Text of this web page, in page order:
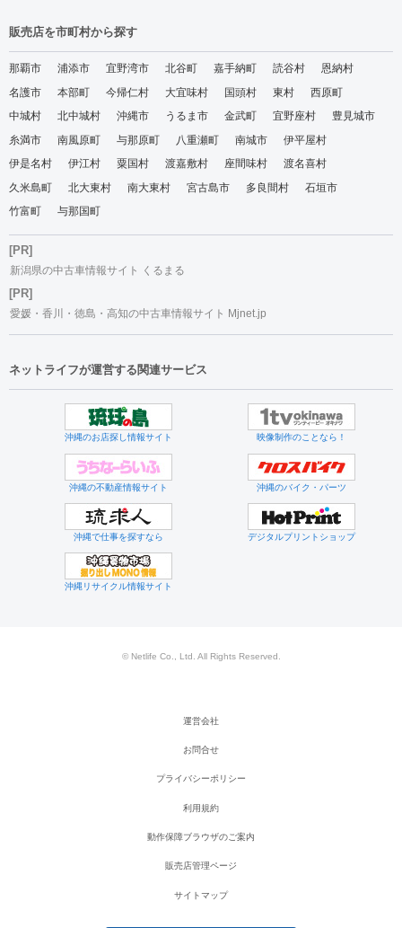
販売店を市町村から探す
那覇市 浦添市 宜野湾市 北谷町 嘉手納町 読谷村
恩納村
名護市
本部町 今帰仁村 大宜味村 国頭村 東村
西原町
中城村
北中城村 沖縄市 うるま市 金武町 宜野座村
豊見城市
糸満市
南風原町 与那原町 八重瀬町 南城市
伊平屋村
伊是名村
伊江村 粟国村 渡嘉敷村 座間味村
渡名喜村
久米島町
北大東村 南大東村 宮古島市 多良間村
石垣市
竹富町
与那国町
[PR]
新潟県の中古車情報サイト くるまる
[PR]
愛媛・香川・徳島・高知の中古車情報サイト Mjnet.jp
ネットライフが運営する関連サービス
沖縄のお店探し情報サイト 映像制作のことなら！
沖縄の不動産情報サイト 沖縄のバイク・パーツ
沖縄で仕事を探すなら デジタルプリントショップ
沖縄リサイクル情報サイト
© Netlife Co., Ltd. All Rights Reserved.
運営会社
お問合せ
プライバシーポリシー
利用規約
動作保障ブラウザのご案内
販売店管理ページ
サイトマップ